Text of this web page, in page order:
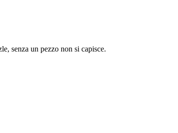
senza un pezzo non si capisce.